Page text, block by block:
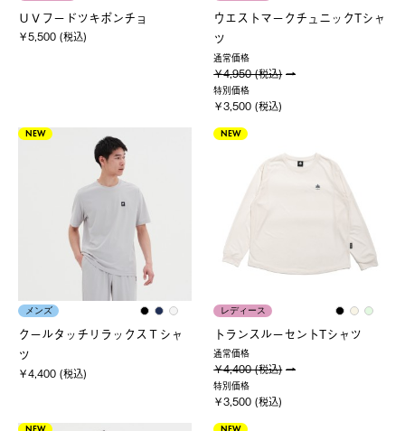
ＵＶフードツキポンチョ
￥5,500 (税込)
ウエストマークチュニックTシャ
ツ
通常価格
￥4,950 (税込)
特別価格
￥3,500 (税込)
NEW
メンズ
クールタッチリラックスＴシャ
ツ
￥4,400 (税込)
NEW
レディース
トランスルーセントTシャツ
通常価格
￥4,400 (税込)
特別価格
￥3,500 (税込)